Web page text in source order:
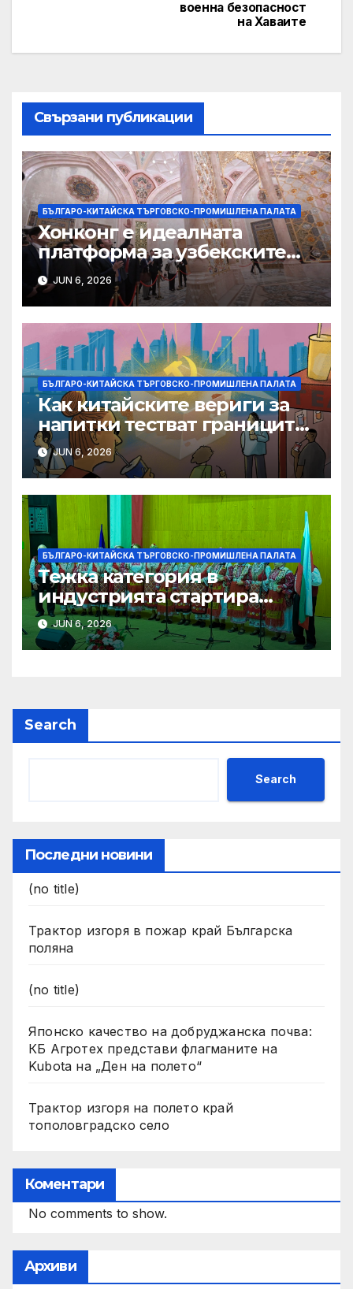
военна безопасност
на Хаваите
Свързани публикации
БЪЛГАРО-КИТАЙСКА ТЪРГОВСКО-ПРОМИШЛЕНА ПАЛАТА
Хонконг е идеалната
платформа за узбекските
фирми да разширят
крилата си в световен
мащаб, казва Джон Лий
JUN 6, 2026
БЪЛГАРО-КИТАЙСКА ТЪРГОВСКО-ПРОМИШЛЕНА ПАЛАТА
Как китайските вериги за
напитки тестват границите
на меката сила
JUN 6, 2026
БЪЛГАРО-КИТАЙСКА ТЪРГОВСКО-ПРОМИШЛЕНА ПАЛАТА
Тежка категория в
индустрията стартира
алианс за космическа
слънчева енергия
JUN 6, 2026
Search
Search
Последни новини
(no title)
Трактор изгоря в пожар край Българска
поляна
(no title)
Японско качество на добруджанска почва:
КБ Агротех представи флагманите на
Kubota на „Ден на полето“
Трактор изгоря на полето край
тополовградско село
Коментари
No comments to show.
Архиви